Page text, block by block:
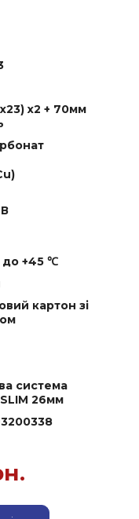
х2 + 70мм
до +45 ℃
картон зі
система
26мм